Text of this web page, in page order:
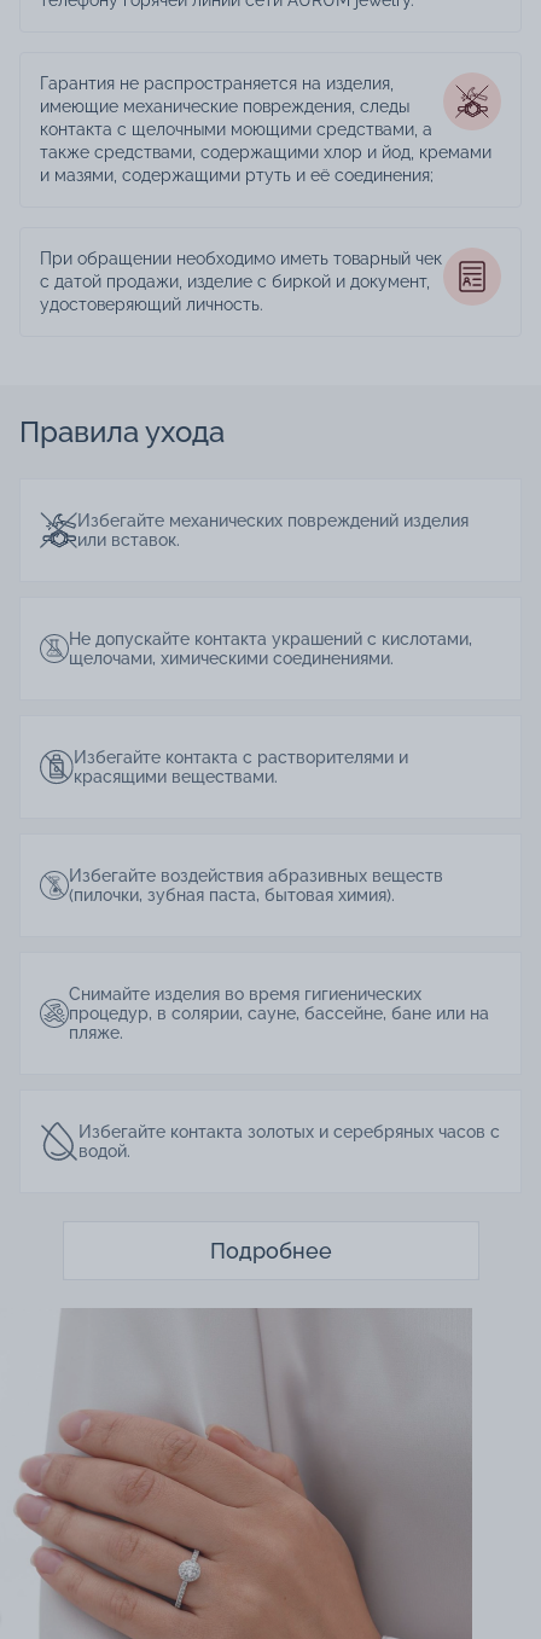
Гарантия не распространяется на изделия,
имеющие механические повреждения, следы
контакта с щелочными моющими средствами, а
также средствами, содержащими хлор и йод, кремами
и мазями, содержащими ртуть и её соединения;
При обращении необходимо иметь товарный чек
с датой продажи, изделие с биркой и документ,
удостоверяющий личность.
Правила ухода
Избегайте механических повреждений изделия
или вставок.
Не допускайте контакта украшений с кислотами,
щелочами, химическими соединениями.
Избегайте контакта с растворителями и
красящими веществами.
Избегайте воздействия абразивных веществ
(пилочки, зубная паста, бытовая химия).
Снимайте изделия во время гигиенических
процедур, в солярии, сауне, бассейне, бане или на
пляже.
Избегайте контакта золотых и серебряных часов с
водой.
Подробнее